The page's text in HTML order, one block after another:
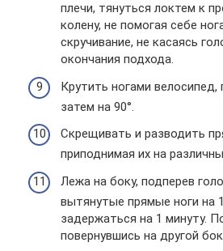
плечи, тянуться локтем к
колену, не помогая себе
скручивание, не касаясь
окончания подхода.
Крутить ногами велосипед,
затем на 90°.
Скрещивать и разводить
приподнимая их на
Лежа на боку, подперев
вытянутые прямые ноги на
задержаться на 1 минуту.
повернувшись на другой